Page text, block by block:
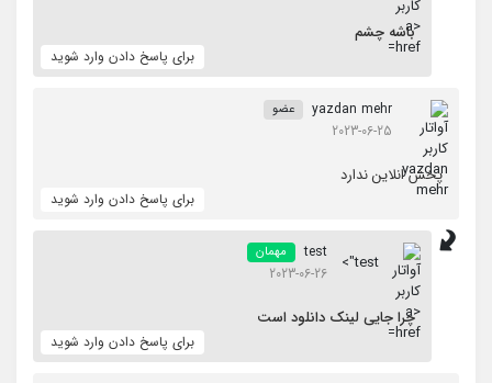
باشه چشم
برای پاسخ دادن وارد شوید
yazdan mehr عضو
2023-06-25
پخش انلاین ندارد
برای پاسخ دادن وارد شوید
test">
test مهمان
2023-06-26
چرا جایی لینک دانلود است
برای پاسخ دادن وارد شوید